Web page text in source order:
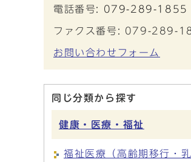
電話番号: 079-289-1855
ファクス番号: 079-289-
お問い合わせフォーム
同じ分類から探す
健康・医療・福祉
福祉医療（高齢期移行・